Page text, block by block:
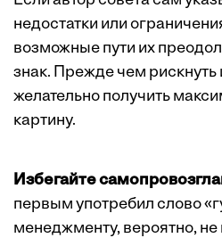
недостатки или
возможные пути их
знак. Прежде чем рискнуть
желательно получить
картину.
Избегайте
первым употребил слово
менеджменту, вероятно, не